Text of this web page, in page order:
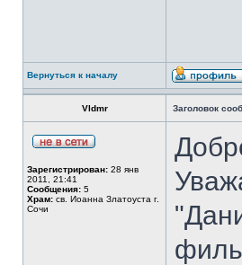
Вернуться к началу
Vldmr Заголовок
Зарегистрирован: 28 янв
2011, 21:41
Сообщения: 5
Храм: св. Иоанна Златоуста г.
Сочи